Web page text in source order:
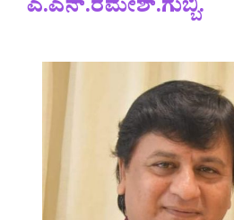
ಎ.ಎನ್.ರಮೇಶ್.ಗುಬ್ಬಿ.